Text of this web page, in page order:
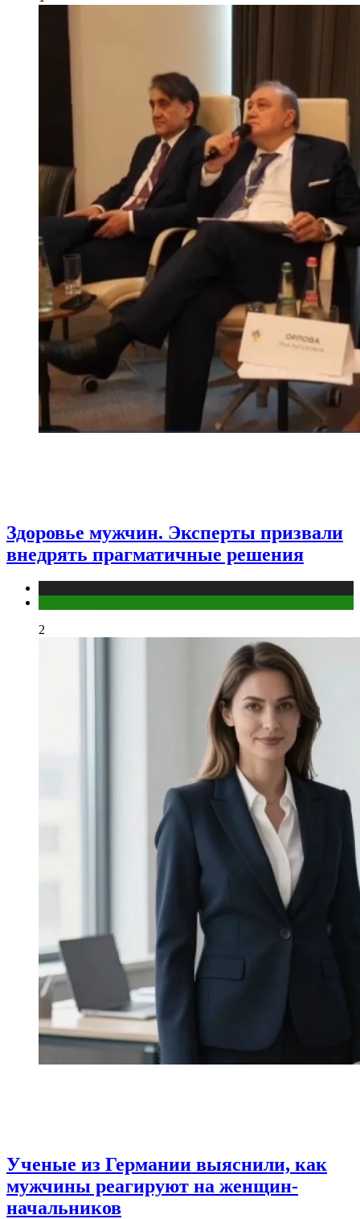
Здоровье мужчин. Эксперты призвали
внедрять прагматичные решения
2
Ученые из Германии выяснили, как
мужчины реагируют на женщин-
начальников